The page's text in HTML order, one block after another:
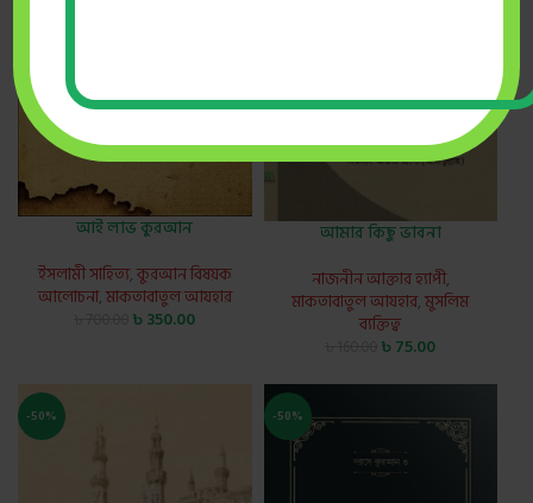
আই লাভ কুরআন
ইসলামী সাহিত্য,কুরআন বিষয়ক
আলোচনা,মাকতাবাতুল আযহার
৳350.00
আমার কিছু ভাবনা
নাজনীন আক্তার হ্যাপী,
মাকতাবাতুল আযহার,মুসলিম
ব্যক্তিত্ব
৳75.00
-50% -50%